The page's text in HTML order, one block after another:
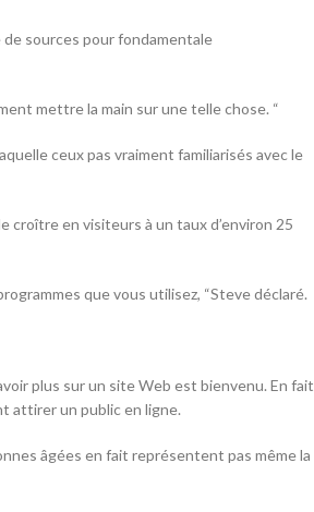
sources pour fondamentale
mettre la main sur une telle chose. “
ceux pas vraiment familiarisés avec le
croître en visiteurs à un taux d’environ 25
que vous utilisez, “Steve déclaré.
plus sur un site Web est bienvenu. En fait
attirer un public en ligne.
âgées en fait représentent pas même la